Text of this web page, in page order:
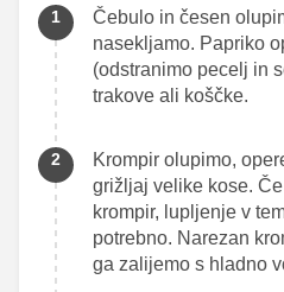
Čebulo in česen
nasekljamo. Papriko
(odstranimo pecelj in
trakove ali koščke.
Krompir olupimo,
grižljaj velike kose.
krompir, lupljenje v
potrebno. Narezan
ga zalijemo s hladno